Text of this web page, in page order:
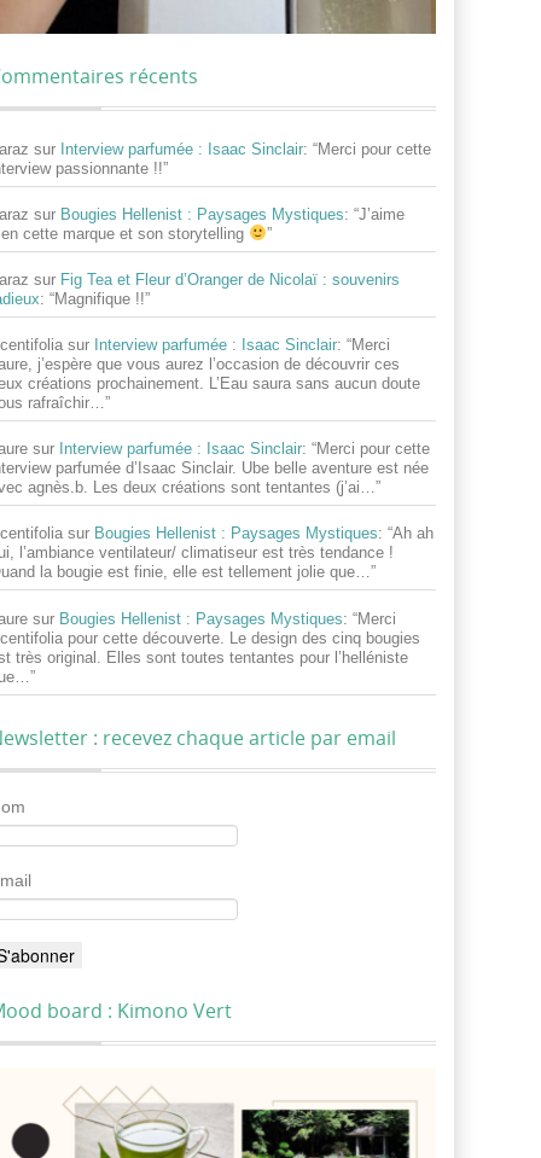
récents
sur Interview parfumée : Isaac Sinclair: “Merci pour cette
passionnante !!”
sur Bougies Hellenist : Paysages Mystiques: “J’aime
cette marque et son storytelling
”
sur Fig Tea et Fleur d’Oranger de Nicolaï : souvenirs
: “Magnifique !!”
sur Interview parfumée : Isaac Sinclair: “Merci
j’espère que vous aurez l’occasion de découvrir ces
créations prochainement. L’Eau saura sans aucun doute
rafraîchir…”
sur Interview parfumée : Isaac Sinclair: “Merci pour cette
parfumée d’Isaac Sinclair. Ube belle aventure est née
agnès.b. Les deux créations sont tentantes (j’ai…”
sur Bougies Hellenist : Paysages Mystiques: “Ah ah
l’ambiance ventilateur/ climatiseur est très tendance !
la bougie est finie, elle est tellement jolie que…”
sur Bougies Hellenist : Paysages Mystiques: “Merci
pour cette découverte. Le design des cinq bougies
très original. Elles sont toutes tentantes pour l’helléniste
”
: recevez chaque article par email
board : Kimono Vert